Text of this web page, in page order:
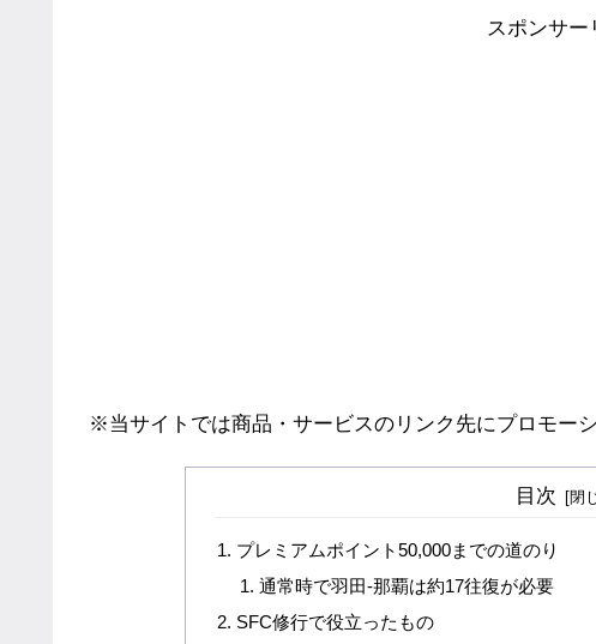
スポンサー
※当サイトでは商品・サービスのリンク先にプロモーシ
目次
プレミアムポイント50,000までの道のり
通常時で羽田-那覇は約17往復が必要
SFC修行で役立ったもの